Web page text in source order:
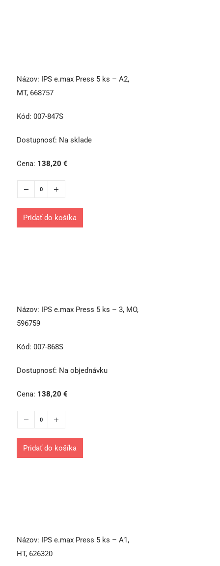
Názov:
IPS e.max Press 5 ks – A2,
MT, 668757
Kód: 007-847S
Dostupnosť: Na sklade
Cena: 138,20 €
Pridať do košíka
Názov:
IPS e.max Press 5 ks – 3, MO,
596759
Kód: 007-868S
Dostupnosť: Na objednávku
Cena: 138,20 €
Pridať do košíka
Názov:
IPS e.max Press 5 ks – A1,
HT, 626320